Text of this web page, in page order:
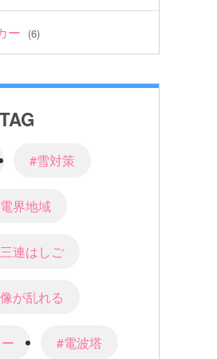
ー (6)
TAG
#雪対策
界地域
連はしご
が乱れる
#電波塔